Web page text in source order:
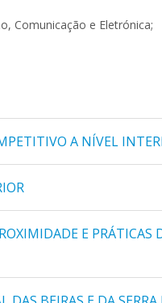
Comunicação e Eletrónica;
A NÍVEL
E PRÁTICAS